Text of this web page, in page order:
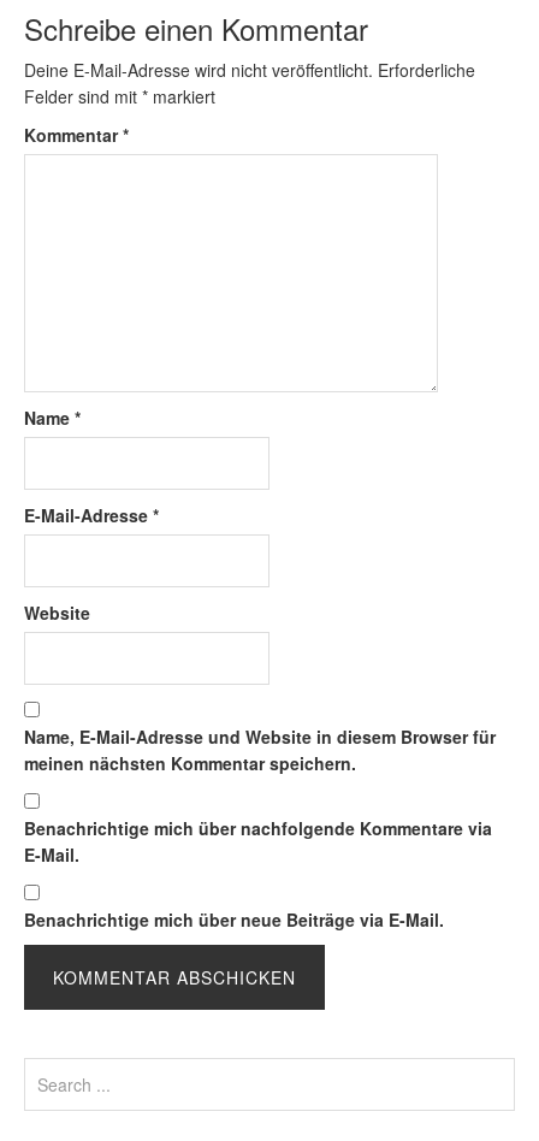
Schreibe einen Kommentar
Deine E-Mail-Adresse wird nicht veröffentlicht. Erforderliche
Felder sind mit * markiert
Kommentar*
Name *
E-Mail-Adresse *
Website
Name, E-Mail-Adresse und Website in diesem Browser für
meinen nächsten Kommentar speichern.
Benachrichtige mich über nachfolgende Kommentare via
E-Mail.
Benachrichtige mich über neue Beiträge via E-Mail.